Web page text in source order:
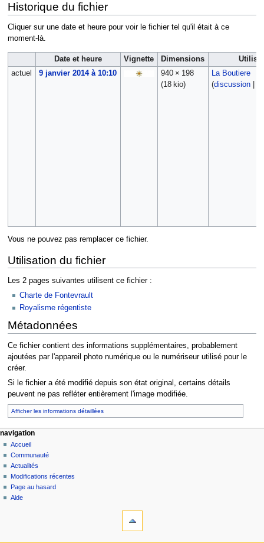
Historique du fichier
Cliquer sur une date et heure pour voir le fichier tel qu'il était à ce
moment-là.
Date et heure Vignette Dimensions
actuel
9 janvier 2014 à 10:10
940 × 198
(18 kio)
La Boutiere
(discussion|
Vous ne pouvez pas remplacer ce fichier.
Utilisation du fichier
Les 2 pages suivantes utilisent ce fichier :
Charte de Fontevrault
Royalisme régentiste
Métadonnées
Ce fichier contient des informations supplémentaires, probablement
ajoutées par l'appareil photo numérique ou le numériseur utilisé pour le
créer.
Si le fichier a été modifié depuis son état original, certains détails
peuvent ne pas refléter entièrement l'image modifiée.
Afficher les informations détaillées
navigation
Accueil
Communauté
Actualités
Modifications récentes
Page au hasard
Aide